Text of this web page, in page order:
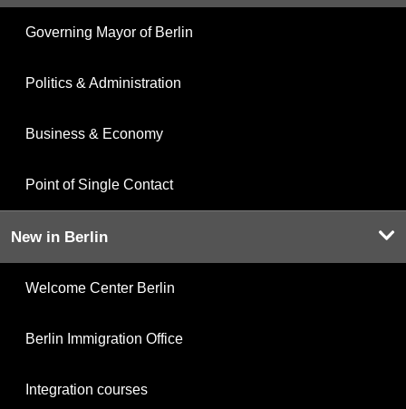
Governing Mayor of Berlin
Politics & Administration
Business & Economy
Point of Single Contact
New in Berlin
Welcome Center Berlin
Berlin Immigration Office
Integration courses